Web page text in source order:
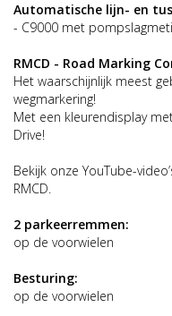
Automatische lijn- en
- C9000 met
RMCD - Road Marking
Het waarschijnlijk meest
wegmarkering!
Met een kleurendisplay
Drive!
Bekijk onze YouTube-
RMCD.
2 parkeerremmen:
op de voorwielen
Besturing:
op de voorwielen